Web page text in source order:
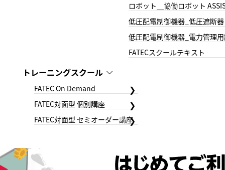
ロボット＿協働ロボット
低圧配電制御機器_低圧遮断器
低圧配電制御機器_電力管理
FATECスクールテキスト
トレーニングスクール
FATEC On Demand
FATEC対面型 個別講座
FATEC対面型 セミオーダー講座